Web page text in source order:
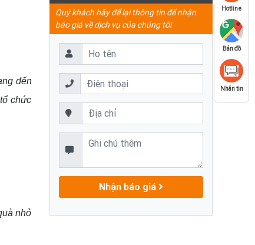
đến
chức
nhỏ
Quý khách hãy để lại thông tin để nhận
báo giá về dịch vụ của chúng tôi
Nhận báo giá
Hotline
Bản đồ
Nhắn tin